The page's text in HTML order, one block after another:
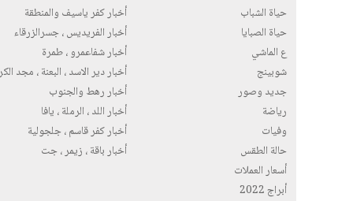
حياة الشباب
حياة الصبايا
ع الماشي
شوبينج
جديد وصور
رياضة
وفيات
حالة الطقس
أسعار العملات
أبراج 2022
أخبار كفر ياسيف والمنطقة
أخبار الفريديس ، جسرالزرقاء
أخبار شفاعمرو ، طمرة
أخبار دير الاسد ، البعنة ، مجد
أخبار رهط والجنوب
أخبار اللد ، الرملة ، يافا
أخبار كفر قاسم ، جلجولية
أخبار باقة ، زيمر ، جت